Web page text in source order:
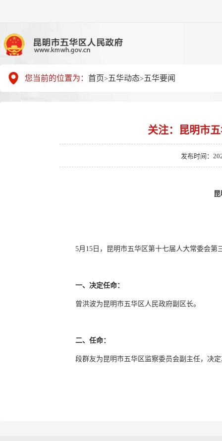
您当前的位置为： 首页> 五华动态> 五华要闻
关注：昆明市
发布时间：
5月15日，昆明市五华区第十七届人大常委会
一、决定任命：
曾洪波为昆明市五华区人民政府副区长。
二、任命：
段群友为昆明市五华区监察委员会副主任，决